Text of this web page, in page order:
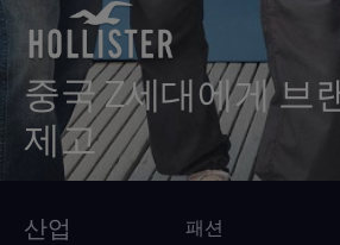
중국 Z세대에게브
제고
산업 패션